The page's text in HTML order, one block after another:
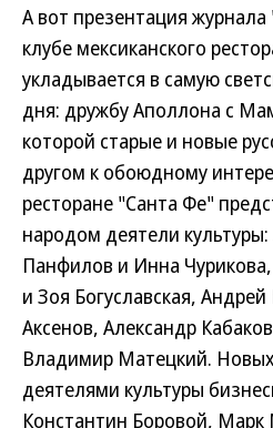
А вот презентация
клубе мексиканского
укладывается в самую
дня: дружбу Аполлона с
которой старые и новые
другом к обоюдному
ресторане "Санта Фе"
народом деятели
Панфилов и Инна
и Зоя Богуславская,
Аксенов, Александр
Владимир Матецкий.
деятелями культуры
Константин Боровой, Марк